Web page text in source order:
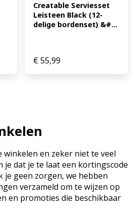
Creatable Serviesset
Leisteen Black (12-
delige bordenset) &#...
€55,99
en zeker niet te veel
je dat je te laat een kortingscode
je geen zorgen, we hebben
verzameld om te wijzen op
en promoties die beschikbaar